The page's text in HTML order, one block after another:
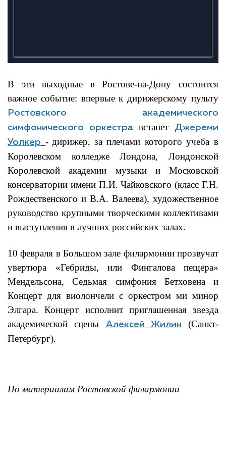
В эти выходные в Ростове-на-Дону состоится
важное событие: впервые к дирижерскому пульту
Ростовского академического
симфонического оркестравстанет
Джереми
Уолкер - дирижер, за плечами которого учеба в
Королевском колледже Лондона, Лондонской
Королевской академии музыки и Московской
консерватории имени П.И. Чайковского (класс Г.Н.
Рождественского и В.А. Валеева), художественное
руководство крупными творческими коллективами
и выступления в лучших российских залах.
10 февраля в Большом зале филармонии прозвучат
увертюра «Гебриды, или Фингалова пещера»
Мендельсона, Седьмая симфония Бетховена и
Концерт для виолончели с оркестром ми минор
Элгара. Концерт исполнит приглашенная звезда
академической сцены Алексей Жилин (Санкт-
Петербург).
По материалам Ростовской филармонии